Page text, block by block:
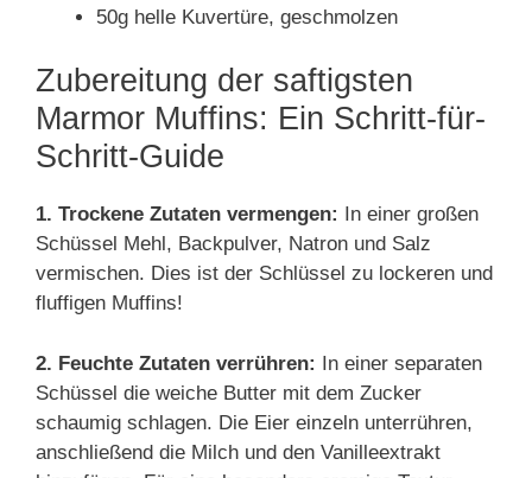
50g helle Kuvertüre, geschmolzen
Zubereitung der saftigsten
Marmor Muffins: Ein Schritt-für-
Schritt-Guide
1. Trockene Zutaten vermengen: In einer großen
Schüssel Mehl, Backpulver, Natron und Salz
vermischen. Dies ist der Schlüssel zu lockeren und
fluffigen Muffins!
2. Feuchte Zutaten verrühren: In einer separaten
Schüssel die weiche Butter mit dem Zucker
schaumig schlagen. Die Eier einzeln unterrühren,
anschließend die Milch und den Vanilleextrakt